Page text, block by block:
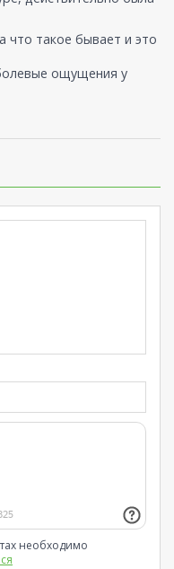
что такое бывает и это
ощущения у
необходимо